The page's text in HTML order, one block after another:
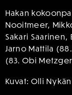
Hakan
Nooitmeer,
Sakari
Jarno Mattila
(83. Obi
Kuvat: Olli